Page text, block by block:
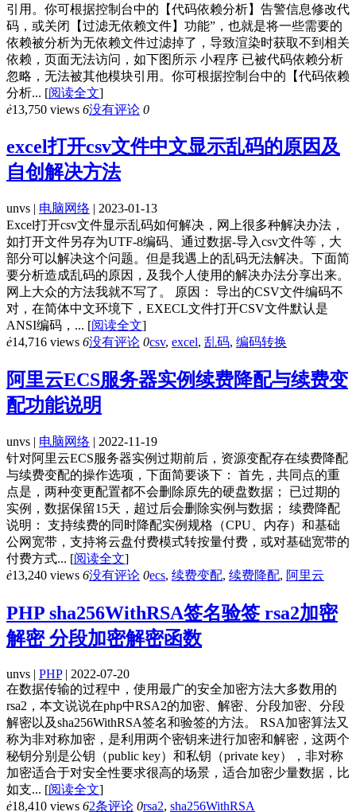
引用。你可根据控制台中的【代码依赖分析】告警信息修改代
码，或关闭【过滤无依赖文件】功能”，也就是将一些需要的
依赖被分析为无依赖文件过滤掉了，导致渲染时获取不到相关
依赖，页面无法访问，如下图所示 小程序 已被代码依赖分析
忽略，无法被其他模块引用。你可根据控制台中的【代码依赖
分析... [阅读全文]
ė13,750 views 6没有评论 0
excel打开csv文件中文显示乱码的原因及
自创解决方法
unvs | 电脑网络 | 2023-01-13
Excel打开csv文件显示乱码如何解决，网上很多种解决办法，
如打开文件另存为UTF-8编码、通过数据-导入csv文件等，大
部分可以解决这个问题。但是我遇上的乱码无法解决。下面简
要分析造成乱码的原因，及我个人使用的解决办法分享出来。
网上大众的方法我就不写了。 原因： 导出的CSV文件编码不
对，在简体中文环境下，EXECL文件打开CSV文件默认是
ANSI编码，... [阅读全文]
ė14,716 views 6没有评论 0csv, excel, 乱码, 编码转换
阿里云ECS服务器实例续费降配与续费变
配功能说明
unvs | 电脑网络 | 2022-11-19
针对阿里云ECS服务器实例过期前后，资源变配存在续费降配
与续费变配的操作选项，下面简要谈下： 首先，共同点的重
点是，两种变更配置都不会删除原先的硬盘数据； 已过期的
实例，数据保留15天，超过后会删除实例与数据； 续费降配
说明： 支持续费的同时降配实例规格（CPU、内存）和基础
公网宽带，支持将云盘付费模式转按量付费，或对基础宽带的
付费方式... [阅读全文]
ė13,240 views 6没有评论 0ecs, 续费变配, 续费降配, 阿里云
PHP sha256WithRSA签名验签 rsa2加密
解密 分段加密解密函数
unvs | PHP| 2022-07-20
在数据传输的过程中，使用最广的安全加密方法大多数用的
rsa2，本文说说在php中RSA2的加密、解密、分段加密、分段
解密以及sha256WithRSA签名和验签的方法。 RSA加密算法又
称为非对称加密，是利用两个密钥来进行加密和解密，这两个
秘钥分别是公钥（public key）和私钥（private key），非对称
加密适合于对安全性要求很高的场景，适合加密少量数据，比
如支... [阅读全文]
ė18,410 views 62条评论 0rsa2, sha256WithRSA